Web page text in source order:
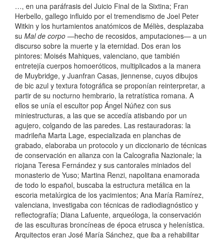
…, en una paráfrasis del Juicio Final de la Sixtina; Fran
Herbello, gallego influido por el tremendismo de Joel Peter
Witkin y los hurtamientos anatómicos de Méliès, desplazaba
su Mal de corpo —hecho de recosidos, amputaciones— a un
discurso sobre la muerte y la eternidad. Dos eran los
pintores: Moisés Mahiques, valenciano, que también
entretejía cuerpos homoeróticos, multiplicados a la manera
de Muybridge, y Juanfran Casas, jiennense, cuyos dibujos
de bic azul y textura fotográfica se proponían reinterpretar, a
partir de su nocturno hembrario, la retratística romana. A
ellos se unía el escultor pop Ángel Núñez con sus
miniestructuras, a las que se accedía atisbando por un
agujero, colgando de las paredes. Las restauradoras: la
madrileña Marta Lage, especializada en planchas de
grabado, elaboraba un protocolo y un diccionario de técnicas
de conservación en alianza con la Calcografia Nazionale; la
riojana Teresa Fernández y sus cantorales miniados del
monasterio de Yuso; Martina Renzi, napolitana enamorada
de todo lo español, buscaba la estructura metálica en la
escoria metalúrgica de los yacimientos; Ana María Ramírez,
valenciana, investigaba con técnicas de radiodiagnóstico y
reflectografía; Diana Lafuente, arqueóloga, la conservación
de las esculturas broncíneas de época etrusca y helenística.
Arquitectos eran José María Sánchez, que iba a rehabilitar